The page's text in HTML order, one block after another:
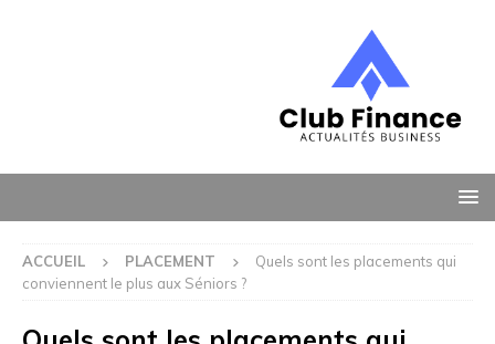
ACCUEIL PLACEMENT
Quels sont les placements qui
conviennent le plus aux Séniors ?